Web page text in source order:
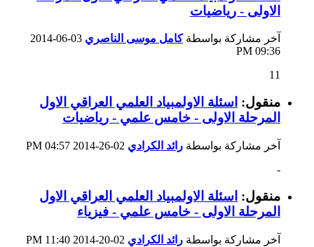
الاولى - رياضيات
آخر مشاركة بواسطةكامل موسى الناصري
09:36 PM
11
منقول: اسئلة الاولمبياد العلمي العراقي الاول
المرحلة الاولى - خامس علمي - رياضيات
آخر مشاركة بواسطة رائد الكرادي
04:57 PM
-
منقول: اسئلة الاولمبياد العلمي العراقي الاول
المرحلة الاولى - خامس علمي - فيزياء
آخر مشاركة بواسطة رائد الكرادي
11:40 PM